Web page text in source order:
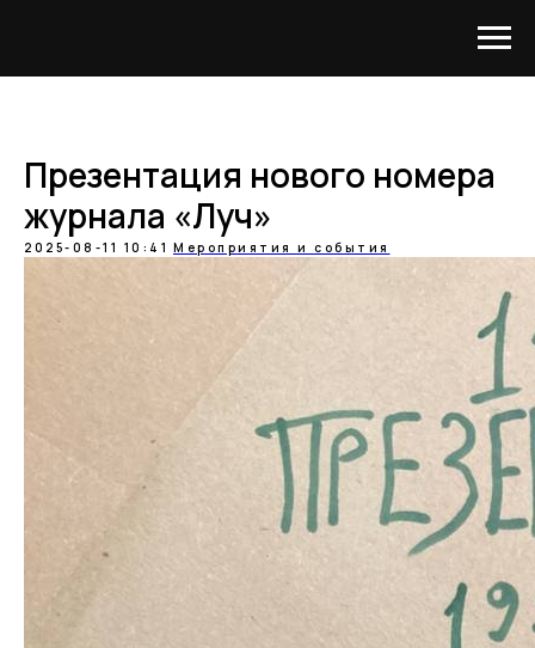
Презентация нового номера
журнала «Луч»
2025-08-11 10:41 Мероприятия и события